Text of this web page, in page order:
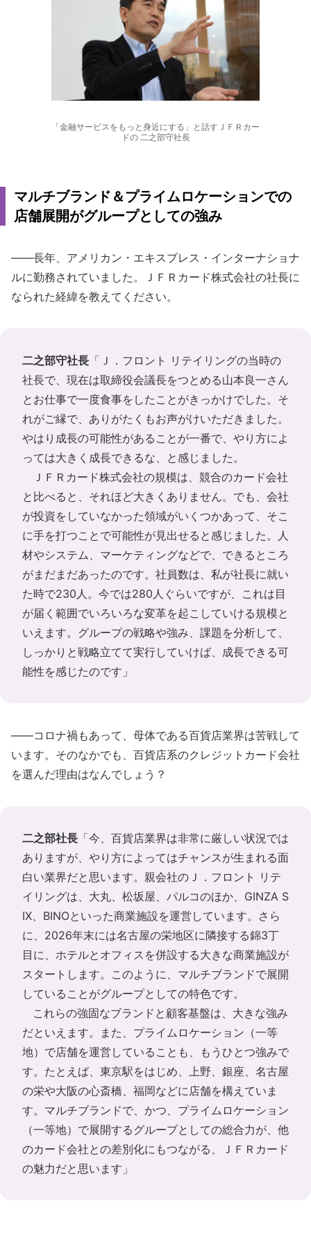
「金融サービスをもっと身近にする」と話すＪＦＲカー
ドの 二之部守社長
マルチブランド＆プライムロケーションでの
店舗展開がグループとしての強み
――長年、アメリカン・エキスプレス・インターナショナ
ルに勤務されていました。ＪＦＲカード株式会社の社長に
なられた経緯を教えてください。
二之部守社長 「Ｊ．フロント リテイリングの当時の
社長で、現在は取締役会議長をつとめる山本良一さん
とお仕事で一度食事をしたことがきっかけでした。そ
れがご縁で、ありがたくもお声がけいただきました。
やはり成長の可能性があることが一番で、やり方によ
っては大きく成長できるな、と感じました。
ＪＦＲカード株式会社の規模は、競合のカード会社
と比べると、それほど大きくありません。でも、会社
が投資をしていなかった領域がいくつかあって、そこ
に手を打つことで可能性が見出せると感じました。人
材やシステム、マーケティングなどで、できるところ
がまだまだあったのです。社員数は、私が社長に就い
た時で230人。今では280人ぐらいですが、これは目
が届く範囲でいろいろな変革を起こしていける規模と
いえます。グループの戦略や強み、課題を分析して、
しっかりと戦略立てて実行していけば、成長できる可
能性を感じたのです」
――コロナ禍もあって、母体である百貨店業界は苦戦して
います。そのなかでも、百貨店系のクレジットカード会社
を選んだ理由はなんでしょう？
二之部社長 「今、百貨店業界は非常に厳しい状況では
ありますが、やり方によってはチャンスが生まれる面
白い業界だと思います。親会社のＪ．フロント リテ
イリングは、大丸、松坂屋、パルコのほか、GINZA S
IX、BINOといった商業施設を運営しています。さら
に、2026年末には名古屋の栄地区に隣接する錦3丁
目に、ホテルとオフィスを併設する大きな商業施設が
スタートします。このように、マルチブランドで展開
していることがグループとしての特色です。
これらの強固なブランドと顧客基盤は、大きな強み
だといえます。また、プライムロケーション（一等
地）で店舗を運営していることも、もうひとつ強みで
す。たとえば、東京駅をはじめ、上野、銀座、名古屋
の栄や大阪の心斎橋、福岡などに店舗を構えていま
す。マルチブランドで、かつ、プライムロケーション
（一等地）で展開するグループとしての総合力が、他
のカード会社との差別化にもつながる、ＪＦＲカード
の魅力だと思います」